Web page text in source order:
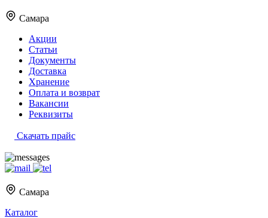
Самара
Акции
Статьи
Документы
Доставка
Хранение
Оплата и возврат
Вакансии
Реквизиты
Скачать прайс
Самара
Каталог